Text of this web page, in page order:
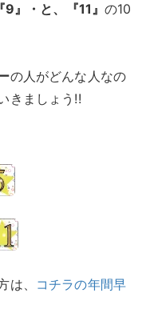
9』・と、『11』の10
の人がどんな人なの
きましょう!!
、
コチラの年間早